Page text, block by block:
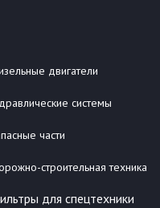
двигатели
системы
части
строительная техника
для спецтехники